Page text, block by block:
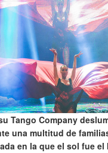
Tango Company
una multitud de
en la que el sol fue el